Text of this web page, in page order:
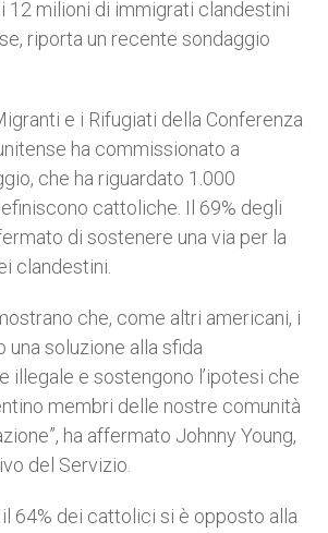
12 milioni di immigrati clandestini
riporta un recente sondaggio
e i Rifugiati della Conferenza
ha commissionato a
che ha riguardato 1.000
cattoliche. Il 69% degli
di sostenere una via per la
clandestini.
che, come altri americani, i
soluzione alla sfida
illegale e sostengono l’ipotesi che
membri delle nostre comunità
ha affermato Johnny Young,
del Servizio.
64% dei cattolici si è opposto alla